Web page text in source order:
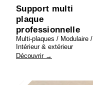
Support multi
plaque
professionnelle
Multi-plaques / Modulaire /
Intérieur & extérieur
Découvrir →